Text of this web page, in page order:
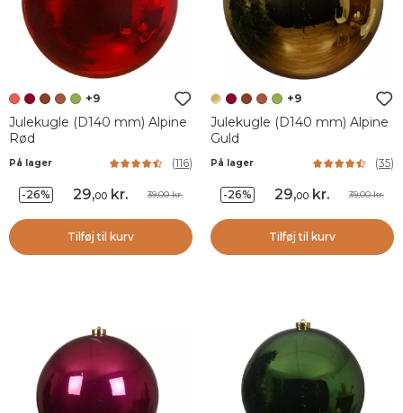
+9
Julekugle (D140 mm) Alpine
Rød
På lager (116)
-26% 29,00 kr. 39,00 kr.
Tilføj til kurv
+9
Julekugle (D140 mm) Alpine
Guld
På lager (35)
-26% 29,00 kr. 39,00 kr.
Tilføj til kurv